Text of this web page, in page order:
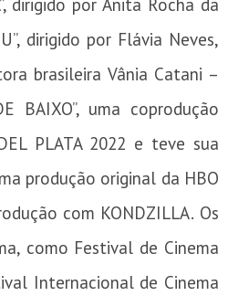
dirigido por Anita Rocha da
dirigido por Flávia Neves,
brasileira Vânia Catani –
BAIXO”, uma coprodução
PLATA 2022 e teve sua
produção original da HBO
com KONDZILLA. Os
como Festival de Cinema
Internacional de Cinema